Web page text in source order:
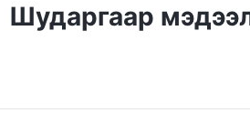
Шударгаар